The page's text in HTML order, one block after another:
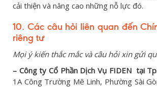
cải thiện và nâng cao những nỗ lực đó.
10. Các câu hỏi liên quan đến
riêng tư
Mọi ý kiến thắc mắc và câu hỏi xin gửi
– Công ty Cổ Phần Dịch Vụ FIDEN tại
1A Công Trường Mê Linh, Phường Sài